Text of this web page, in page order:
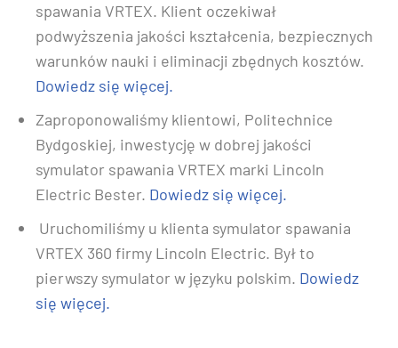
spawania VRTEX. Klient oczekiwał
podwyższenia jakości kształcenia, bezpiecznych
warunków nauki i eliminacji zbędnych kosztów.
Dowiedz się więcej.
Zaproponowaliśmy klientowi, Politechnice
Bydgoskiej, inwestycję w dobrej jakości
symulator spawania VRTEX marki Lincoln
Electric Bester. Dowiedz się więcej.
Uruchomiliśmy u klienta symulator spawania
VRTEX 360 firmy Lincoln Electric. Był to
pierwszy symulator w języku polskim. Dowiedz
się więcej.